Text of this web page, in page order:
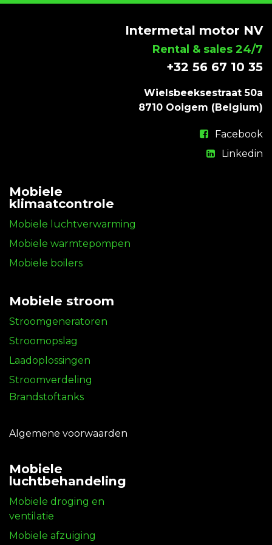
Intermetal motor NV
Rental & sales 24/7
+32 56 67 10 35
Wielsbeeksestraat 50a
8710 Ooigem (Belgium)
Facebook
Linkedin
Mobiele
klimaatcontrole
Mobiele luchtverwarming
Mobiele warmtepompen
Mobiele boilers
Mobiele stroom
Stroomgeneratoren
Stroomopslag
Laadoplossingen
Stroomverdeling
Brandstoftanks
Algemene voorwaarden
Mobiele
luchtbehandeling
Mobiele droging en
ventilatie
Mobiele afzuiging